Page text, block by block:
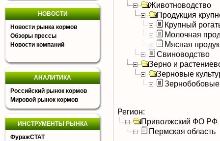
НОВОСТИ
Новости рынка кормов
Обзоры прессы
Новости компаний
АНАЛИТИКА
Российский рынок кормов
Мировой рынок кормов
ИНСТРУМЕНТЫ РЫНКА
ФуражСТАТ
Животноводство
Продукция
Крупный
Молочная
Мясная
Свиноводство
Зерно и
Зерновые
Зернобобовые
Регион:
Приволжский ФО РФ
Пермская область